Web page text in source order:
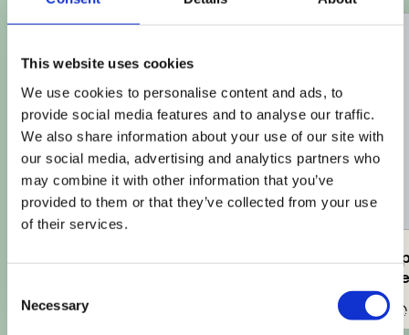
This website uses cookies
We use cookies to personalise content and ads, to
provide social media features and to analyse our traffic.
We also share information about your use of our site with
our social media, advertising and analytics partners who
may combine it with other information that you’ve
provided to them or that they’ve collected from your use
of their services.
Selection
Necessary
Facile Facile